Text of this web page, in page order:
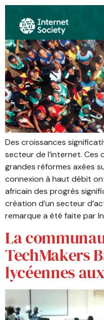
Des croissances
secteur de l’internet. Ces
grandes réformes axées
connexion à haut débit
africain des progrès
création d’un secteur
remarque a été faite par
La
TechMakers
lycéennes